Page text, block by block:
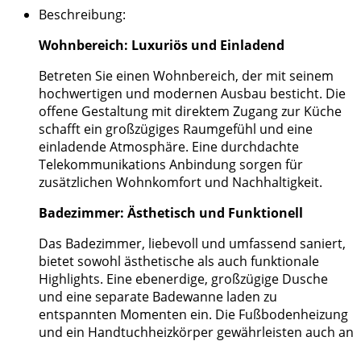
Beschreibung:
Wohnbereich: Luxuriös und Einladend
Betreten Sie einen Wohnbereich, der mit seinem
hochwertigen und modernen Ausbau besticht. Die
offene Gestaltung mit direktem Zugang zur Küche
schafft ein großzügiges Raumgefühl und eine
einladende Atmosphäre. Eine durchdachte
Telekommunikations Anbindung sorgen für
zusätzlichen Wohnkomfort und Nachhaltigkeit.
Badezimmer: Ästhetisch und Funktionell
Das Badezimmer, liebevoll und umfassend saniert,
bietet sowohl ästhetische als auch funktionale
Highlights. Eine ebenerdige, großzügige Dusche
und eine separate Badewanne laden zu
entspannten Momenten ein. Die Fußbodenheizung
und ein Handtuchheizkörper gewährleisten auch an